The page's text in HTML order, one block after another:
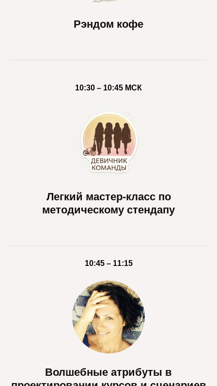
Рэндом кофе
10:30 – 10:45 МСК
Легкий мастер-класс по
методическому стендапу
10:45 – 11:15
Волшебные атрибуты в